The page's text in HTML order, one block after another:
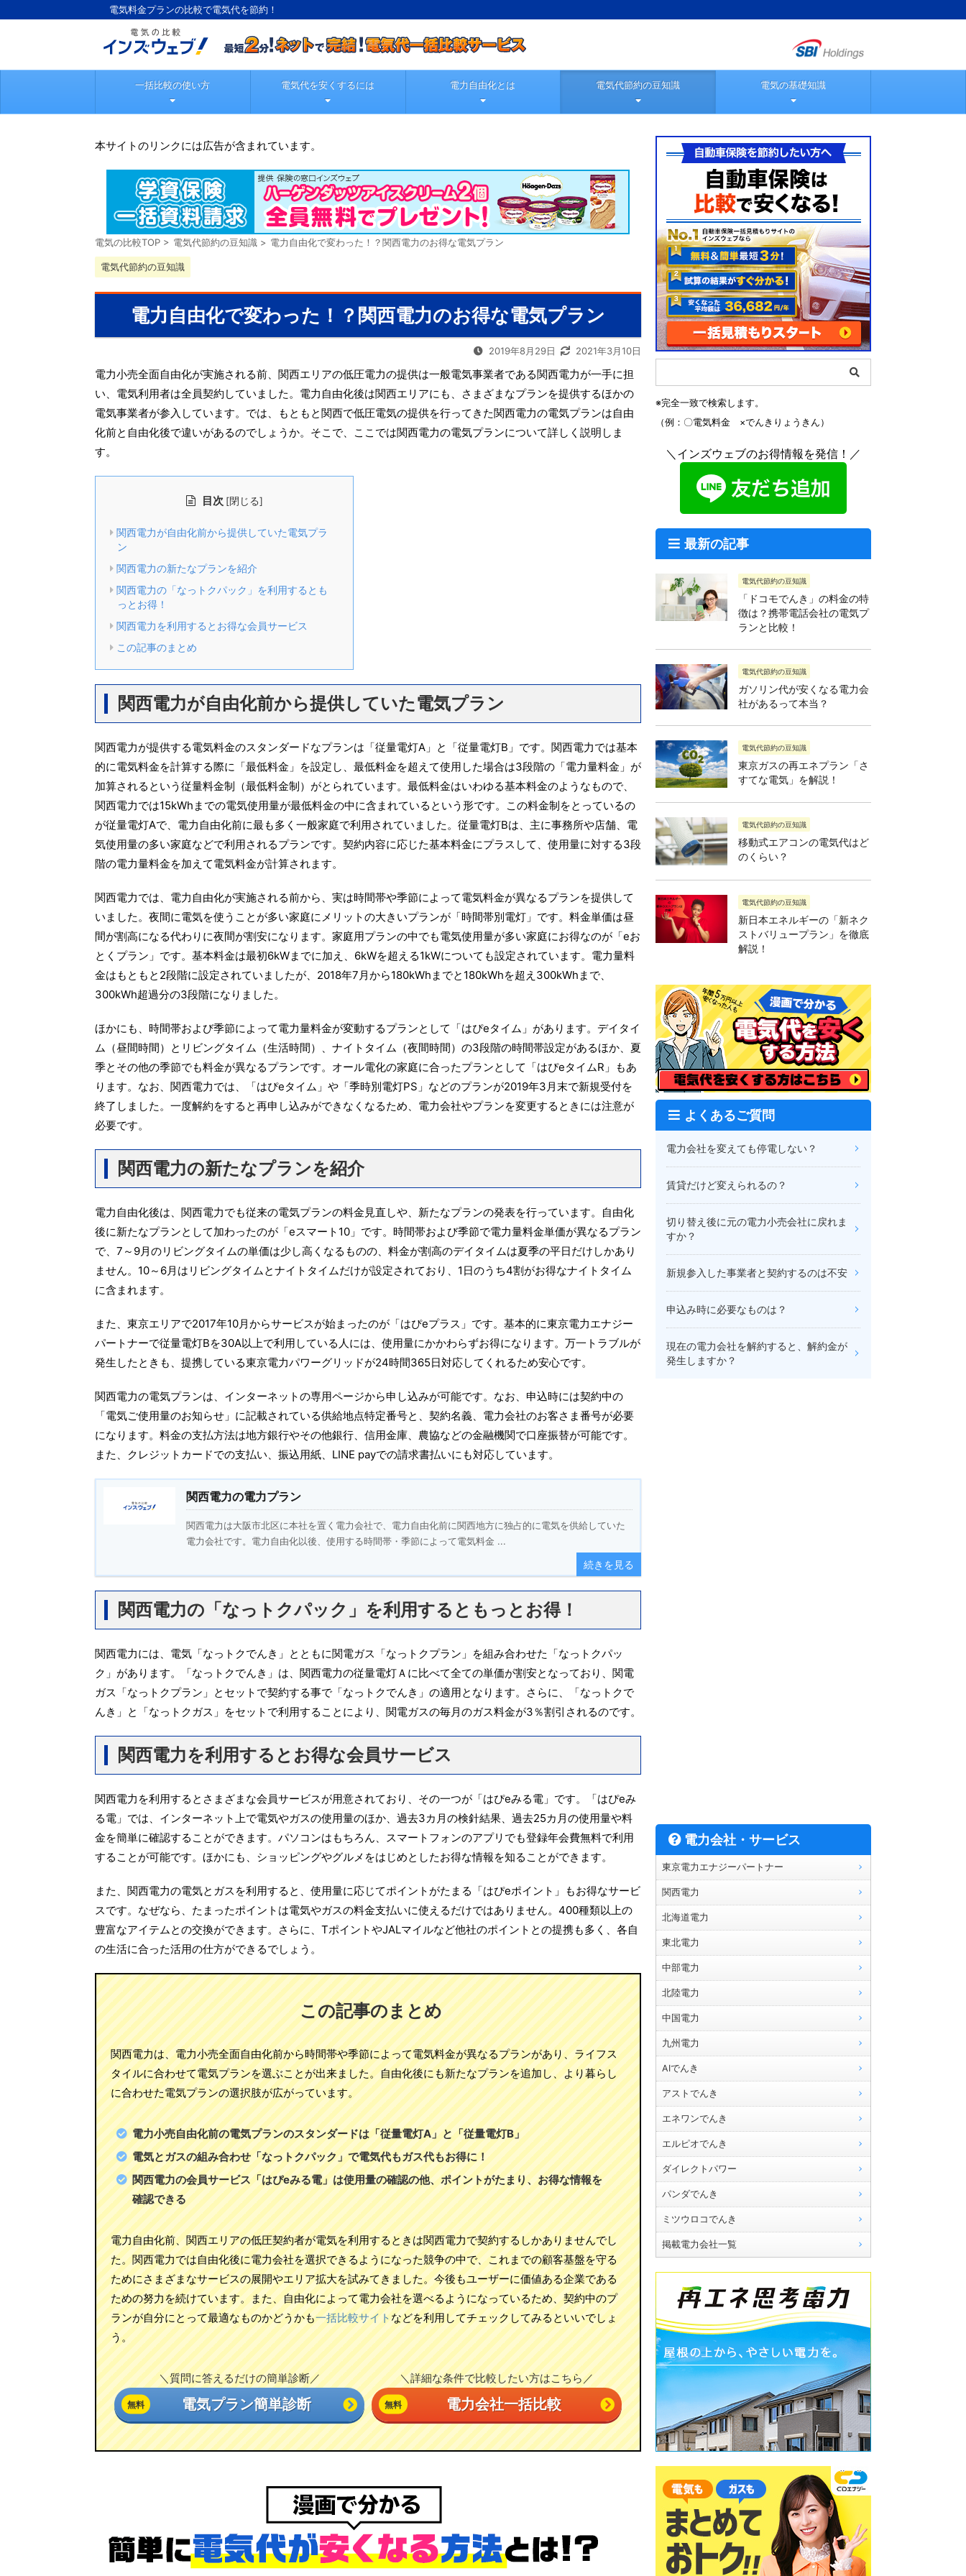
電気料金プランの比較で電気代を節約！
一括比較の使い方 電気代を安くするには 電力自由化とは 電気代節約の豆知識 電気の基礎知識
本サイトのリンクには広告が含まれています。
電気の比較TOP > 電気代節約の豆知識 > 電力自由化で変わった！？関西電力のお得な電気プラン
電気代節約の豆知識
電力自由化で変わった！？関西電力のお得な電気プラン
2019年8月29日 2021年3月10日
電力小売全面自由化が実施される前、関西エリアの低圧電力の提供は一般電気事業者である関西電力が一手に担
い、電気利用者は全員契約していました。電力自由化後は関西エリアにも、さまざまなプランを提供するほかの
電気事業者が参入しています。では、もともと関西で低圧電気の提供を行ってきた関西電力の電気プランは自由
化前と自由化後で違いがあるのでしょうか。そこで、ここでは関西電力の電気プランについて詳しく説明しま
す。
目次 [閉じる]
関西電力が自由化前から提供していた電気プラ
ン
関西電力の新たなプランを紹介
関西電力の「なっトクパック」を利用するとも
っとお得！
関西電力を利用するとお得な会員サービス
この記事のまとめ
関西電力が自由化前から提供していた電気プラン
関西電力が提供する電気料金のスタンダードなプランは「従量電灯A」と「従量電灯B」です。関西電力では基本
的に電気料金を計算する際に「最低料金」を設定し、最低料金を超えて使用した場合は3段階の「電力量料金」が
加算されるという従量料金制（最低料金制）がとられています。最低料金はいわゆる基本料金のようなもので、
関西電力では15kWhまでの電気使用量が最低料金の中に含まれているという形です。この料金制をとっているの
が従量電灯Aで、電力自由化前に最も多く一般家庭で利用されていました。従量電灯Bは、主に事務所や店舗、電
気使用量の多い家庭などで利用されるプランです。契約内容に応じた基本料金にプラスして、使用量に対する3段
階の電力量料金を加えて電気料金が計算されます。
関西電力では、電力自由化が実施される前から、実は時間帯や季節によって電気料金が異なるプランを提供して
いました。夜間に電気を使うことが多い家庭にメリットの大きいプランが「時間帯別電灯」です。料金単価は昼
間が割高になる代わりに夜間が割安になります。家庭用プランの中でも電気使用量が多い家庭にお得なのが「eお
とくプラン」です。基本料金は最初6kWまでに加え、6kWを超える1kWについても設定されています。電力量料
金はもともと2段階に設定されていましたが、2018年7月から180kWhまでと180kWhを超え300kWhまで、
300kWh超過分の3段階になりました。
ほかにも、時間帯および季節によって電力量料金が変動するプランとして「はぴeタイム」があります。デイタイ
ム（昼間時間）とリビングタイム（生活時間）、ナイトタイム（夜間時間）の3段階の時間帯設定があるほか、夏
季とその他の季節でも料金が異なるプランです。オール電化の家庭に合ったプランとして「はぴeタイムR」もあ
ります。なお、関西電力では、「はぴeタイム」や「季時別電灯PS」などのプランが2019年3月末で新規受付を
終了しました。一度解約をすると再申し込みができなくなるため、電力会社やプランを変更するときには注意が
必要です。
関西電力の新たなプランを紹介
電力自由化後は、関西電力でも従来の電気プランの料金見直しや、新たなプランの発表を行っています。自由化
後に新たなプランとして加わったのが「eスマート10」です。時間帯および季節で電力量料金単価が異なるプラン
で、7～9月のリビングタイムの単価は少し高くなるものの、料金が割高のデイタイムは夏季の平日だけしかあり
ません。10～6月はリビングタイムとナイトタイムだけが設定されており、1日のうち4割がお得なナイトタイム
に含まれます。
また、東京エリアで2017年10月からサービスが始まったのが「はぴeプラス」です。基本的に東京電力エナジー
パートナーで従量電灯Bを30A以上で利用している人には、使用量にかかわらずお得になります。万一トラブルが
発生したときも、提携している東京電力パワーグリッドが24時間365日対応してくれるため安心です。
関西電力の電気プランは、インターネットの専用ページから申し込みが可能です。なお、申込時には契約中の
「電気ご使用量のお知らせ」に記載されている供給地点特定番号と、契約名義、電力会社のお客さま番号が必要
になります。料金の支払方法は地方銀行やその他銀行、信用金庫、農協などの金融機関で口座振替が可能です。
また、クレジットカードでの支払い、振込用紙、LINE payでの請求書払いにも対応しています。
関西電力の電力プラン
関西電力は大阪市北区に本社を置く電力会社で、電力自由化前に関西地方に独占的に電気を供給していた
電力会社です。電力自由化以後、使用する時間帯・季節によって電気料金 ...
続きを見る
関西電力の「なっトクパック」を利用するともっとお得！
関西電力には、電気「なっトクでんき」とともに関電ガス「なっトクプラン」を組み合わせた「なっトクパッ
ク」があります。「なっトクでんき」は、関西電力の従量電灯Ａに比べて全ての単価が割安となっており、関電
ガス「なっトクプラン」とセットで契約する事で「なっトクでんき」の適用となります。さらに、「なっトクで
んき」と「なっトクガス」をセットで利用することにより、関電ガスの毎月のガス料金が3％割引されるのです。
関西電力を利用するとお得な会員サービス
関西電力を利用するとさまざまな会員サービスが用意されており、その一つが「はぴeみる電」です。「はぴeみ
る電」では、インターネット上で電気やガスの使用量のほか、過去3カ月の検針結果、過去25カ月の使用量や料
金を簡単に確認することができます。パソコンはもちろん、スマートフォンのアプリでも登録年会費無料で利用
することが可能です。ほかにも、ショッピングやグルメをはじめとしたお得な情報を知ることができます。
また、関西電力の電気とガスを利用すると、使用量に応じてポイントがたまる「はぴeポイント」もお得なサービ
スです。なぜなら、たまったポイントは電気やガスの料金支払いに使えるだけではありません。400種類以上の
豊富なアイテムとの交換ができます。さらに、TポイントやJALマイルなど他社のポイントとの提携も多く、各自
の生活に合った活用の仕方ができるでしょう。
この記事のまとめ
関西電力は、電力小売全面自由化前から時間帯や季節によって電気料金が異なるプランがあり、ライフス
タイルに合わせて電気プランを選ぶことが出来ました。自由化後にも新たなプランを追加し、より暮らし
に合わせた電気プランの選択肢が広がっています。
電力小売自由化前の電気プランのスタンダードは「従量電灯A」と「従量電灯B」
電気とガスの組み合わせ「なっトクパック」で電気代もガス代もお得に！
関西電力の会員サービス「はぴeみる電」は使用量の確認の他、ポイントがたまり、お得な情報を
確認できる
電力自由化前、関西エリアの低圧契約者が電気を利用するときは関西電力で契約するしかありませんでし
た。関西電力では自由化後に電力会社を選択できるようになった競争の中で、これまでの顧客基盤を守る
ためにさまざまなサービスの展開やエリア拡大を試みてきました。今後もユーザーに価値ある企業である
ための努力を続けています。また、自由化によって電力会社を選べるようになっているため、契約中のプ
ランが自分にとって最適なものかどうかも一括比較サイトなどを利用してチェックしてみるといいでしょ
う。
＼質問に答えるだけの簡単診断／
電気プラン簡単診断
＼詳細な条件で比較したい方はこちら／
電力会社一括比較
※完全一致で検索します。
（例：〇電気料金 ×でんきりょうきん）
＼インズウェブのお得情報を発信！／
最新の記事
電気代節約の豆知識
「ドコモでんき」の料金の特
徴は？携帯電話会社の電気プ
ランと比較！
電気代節約の豆知識
ガソリン代が安くなる電力会
社があるって本当？
電気代節約の豆知識
東京ガスの再エネプラン「さ
すてな電気」を解説！
電気代節約の豆知識
移動式エアコンの電気代はど
のくらい？
電気代節約の豆知識
新日本エネルギーの「新ネク
ストバリュープラン」を徹底
解説！
よくあるご質問
電力会社を変えても停電しない？
賃貸だけど変えられるの？
切り替え後に元の電力小売会社に戻れま
すか？
新規参入した事業者と契約するのは不安
申込み時に必要なものは？
現在の電力会社を解約すると、解約金が
発生しますか？
電力会社・サービス
東京電力エナジーパートナー
関西電力
北海道電力
東北電力
中部電力
北陸電力
中国電力
九州電力
AIでんき
アストでんき
エネワンでんき
エルピオでんき
ダイレクトパワー
パンダでんき
ミツウロコでんき
掲載電力会社一覧